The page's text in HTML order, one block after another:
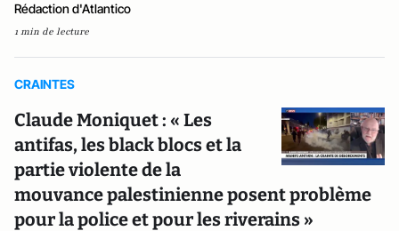
Rédaction d'Atlantico
1 min de lecture
CRAINTES
Claude Moniquet : « Les
antifas, les black blocs et la
partie violente de la
mouvance palestinienne posent problème
pour la police et pour les riverains »